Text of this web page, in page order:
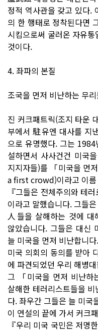
정적 역사관을 갖고 있다.
의 한 행태로 정착된다면
시킴으로써 굴러온 자유
것이다.
4. 좌파의 본질
조국을 먼저 비난하는 무
진 커크패트릭(조지 타운
부에서 駐유엔 대사를 지
으로 유명했다. 그는
설하면서 사사건건 미국
지지자들)를 「미국을 먼
a first crowd)이라고 이름
『그들은 전체주의와 테
이라고 말했습니다. 그들
人들을 살해하는 것에 대
않았습니다. 그들은 대신
늘 미국을 먼저 비난합니다.
미국 의회의 동의를 받아
에 파견되었던 우리 해병
그 「미국을 먼저 비난하
살해한 테러리스트들을
다. 좌우간 그들은 늘 미국
이 연설의 끝에 가서 커크
『우리 미국 국민은 저명